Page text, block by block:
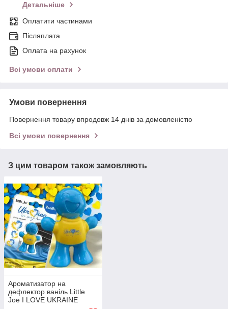
Детальніше
Оплатити частинами
Післяплата
Оплата на рахунок
Всі умови оплати
Умови повернення
Повернення товару впродовж 14 днів за домовленістю
Всі умови повернення
З цим товаром також замовляють
Ароматизатор на
дефлектор ваніль Little
Joe I LOVE UKRAINE